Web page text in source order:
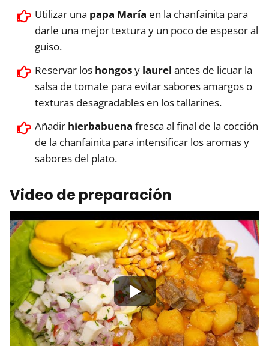
Utilizar una papa María en la chanfainita para
darle una mejor textura y un poco de espesor al
guiso.
Reservar los hongosy laurel antes de licuar la
salsa de tomate para evitar sabores amargos o
texturas desagradables en los tallarines.
Añadir hierbabuena fresca al final de la cocción
de la chanfainita para intensificar los aromas y
sabores del plato.
Video de preparación